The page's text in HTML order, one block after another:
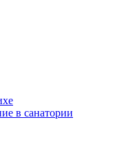
в санатории